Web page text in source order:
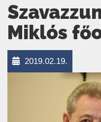
Miklós
2019.02.19.